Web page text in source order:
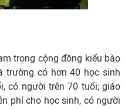
trong cộng đồng kiểu bào
trường có hơn 40 học sinh
có người trên 70 tuổi; giáo
phí cho học sinh, có người